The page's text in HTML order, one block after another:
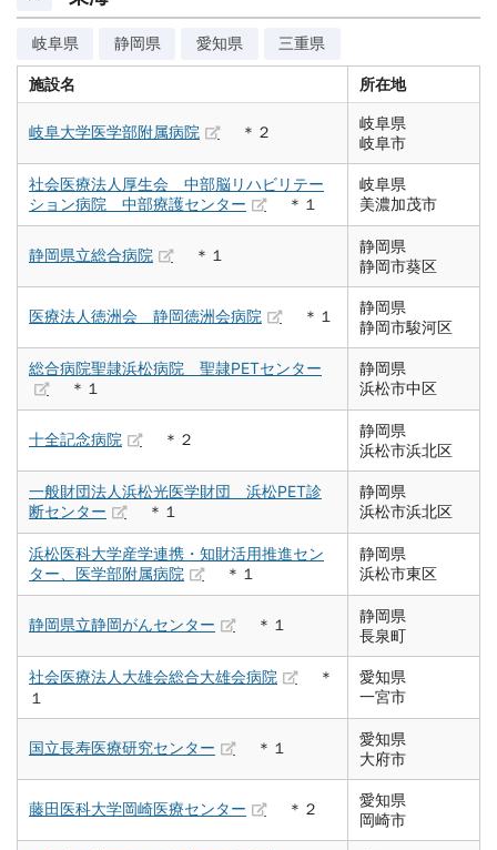
岐阜県 静岡県 愛知県 三重県
施設名 所在地
岐阜大学医学部附属病院 ＊２
岐阜県
岐阜市
社会医療法人厚生会 中部脳リハビリテー
ション病院 中部療護センター
＊１
岐阜県
美濃加茂市
静岡県立総合病院 ＊１
静岡県
静岡市葵区
医療法人徳洲会 静岡徳洲会病院 ＊１
静岡県
静岡市駿河区
総合病院聖隷浜松病院 聖隷PETセンター
＊１
静岡県
浜松市中区
十全記念病院 ＊２
静岡県
浜松市浜北区
一般財団法人浜松光医学財団 浜松PET診
断センター
＊１
静岡県
浜松市浜北区
浜松医科大学産学連携・知財活用推進セン
ター、医学部附属病院
＊１
静岡県
浜松市東区
静岡県立静岡がんセンター ＊１
静岡県
長泉町
社会医療法人大雄会総合大雄会病院
＊
１
愛知県
一宮市
国立長寿医療研究センター ＊１
愛知県
大府市
藤田医科大学岡崎医療センター ＊２
愛知県
岡崎市